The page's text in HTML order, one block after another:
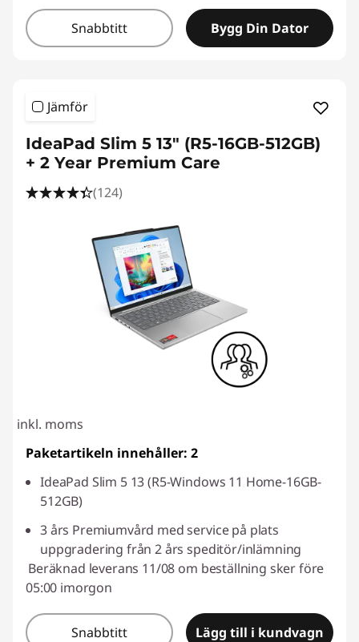
Snabbtitt Bygg Din Dator
Jämför
IdeaPad Slim 5 13" (R5-16GB-512GB)
+ 2 Year Premium Care
(124)
inkl. moms
Paketartikeln innehåller: 2
IdeaPad Slim 5 13 (R5-Windows 11 Home-16GB-
512GB)
3 års Premiumvård med service på plats
uppgradering från 2 års speditör/inlämning
Beräknad leverans 11/08 om beställning sker före
05:00 imorgon
Snabbtitt Lägg till i kundvagn